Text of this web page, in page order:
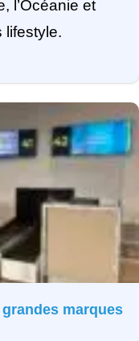
l’Océanie et
lifestyle.
marques